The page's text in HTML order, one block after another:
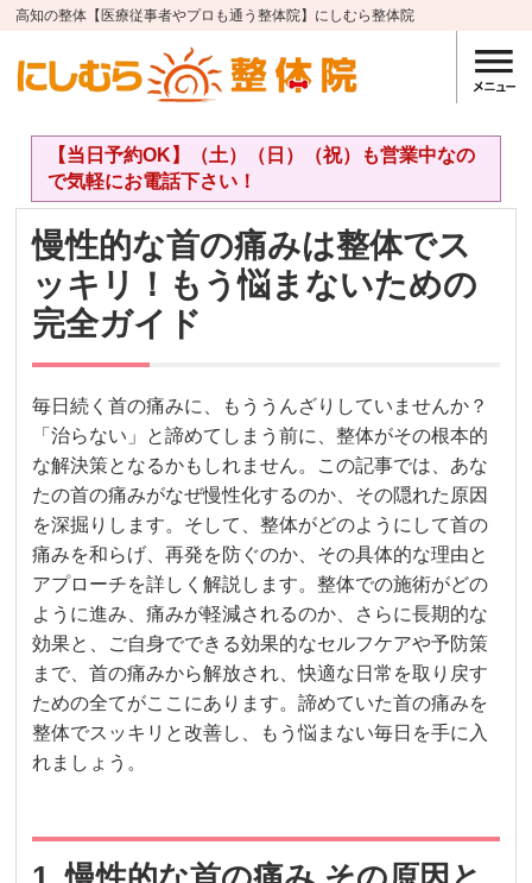
高知の整体【医療従事者やプロも通う整体院】にしむら整体院
【当日予約OK】（土）（日）（祝）も営業中なの
で気軽にお電話下さい！
慢性的な首の痛みは整体でス
ッキリ！もう悩まないための
完全ガイド
毎日続く首の痛みに、もううんざりしていませんか？
「治らない」と諦めてしまう前に、整体がその根本的
な解決策となるかもしれません。この記事では、あな
たの首の痛みがなぜ慢性化するのか、その隠れた原因
を深掘りします。そして、整体がどのようにして首の
痛みを和らげ、再発を防ぐのか、その具体的な理由と
アプローチを詳しく解説します。整体での施術がどの
ように進み、痛みが軽減されるのか、さらに長期的な
効果と、ご自身でできる効果的なセルフケアや予防策
まで、首の痛みから解放され、快適な日常を取り戻す
ための全てがここにあります。諦めていた首の痛みを
整体でスッキリと改善し、もう悩まない毎日を手に入
れましょう。